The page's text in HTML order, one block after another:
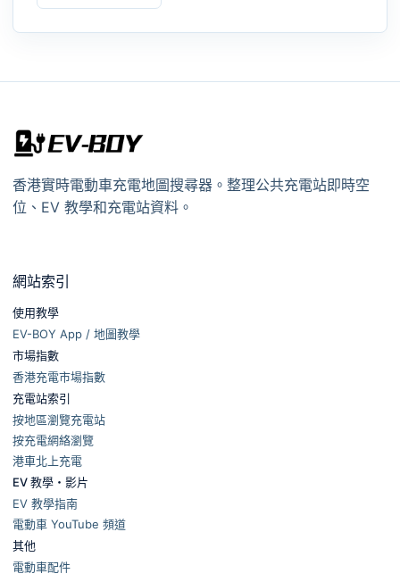
香港實時電動車充電地圖搜尋器。整理公共充電站即時空
位、EV 教學和充電站資料。
網站索引
使用教學
EV-BOY App / 地圖教學
市場指數
香港充電市場指數
充電站索引
按地區瀏覽充電站
按充電網絡瀏覽
港車北上充電
EV 教學・影片
EV 教學指南
電動車 YouTube 頻道
其他
電動車配件